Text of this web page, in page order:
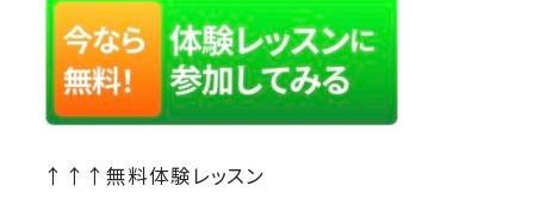
↑↑↑無料体験レッスン